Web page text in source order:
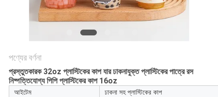
পণ্যের বর্ণনা
প্রস্তুতকারক 32oz প্লাস্টিকের কাপ যার ঢাকনাযুক্ত প্লাস্টিকের পাত্রে রস
নিষ্পত্তিযোগ্য পিপি প্লাস্টিকের কাপ 16oz
আইটেম
ঢাকনা সহ প্লাস্টিকের কাপ